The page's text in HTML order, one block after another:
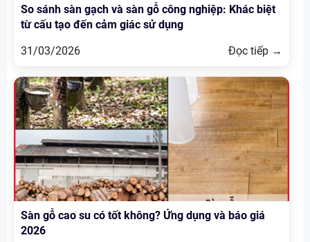
So sánh sàn gạch và sàn gỗ công nghiệp: Khác biệt
từ cấu tạo đến cảm giác sử dụng
31/03/2026
Đọc tiếp →
Sàn gỗ cao su có tốt không? Ứng dụng và báo giá
2026